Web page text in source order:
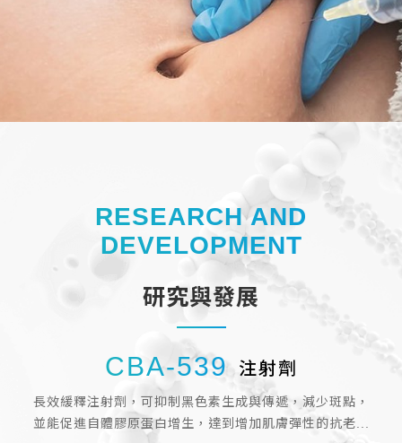
RESEARCH AND
DEVELOPMENT
研究與發展
CBL-514 注射劑
全球首創局部減脂技術，透過誘導脂肪細胞凋亡，能精準
減少治療部位脂肪，並且不會造成其他組織細胞損傷或...
CBA-539 注射劑
長效緩釋注射劑，可抑制黑色素生成與傳遞，減少斑點，
並能促進自體膠原蛋白增生，達到增加肌膚彈性的抗老...
CBF-520 注射劑
透過促進脂肪細胞凋亡減少脂肪，同時減少脂肪合成，進
而減少內臟脂肪與肝臟脂肪，並可降低胰島素抗性